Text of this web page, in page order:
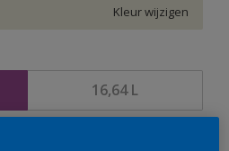
Kleur wijzigen
16,64 L